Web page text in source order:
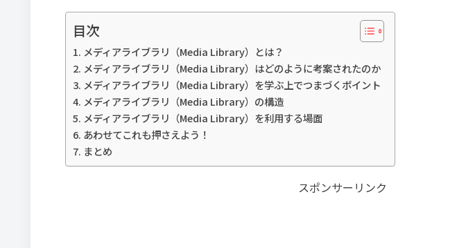
目次
メディアライブラリ（Media Library）とは？
メディアライブラリ（Media Library）はどのように考案されたのか
メディアライブラリ（Media Library）を学ぶ上でつまづくポイント
メディアライブラリ（Media Library）の構造
メディアライブラリ（Media Library）を利用する場面
あわせてこれも押さえよう！
まとめ
スポンサーリンク